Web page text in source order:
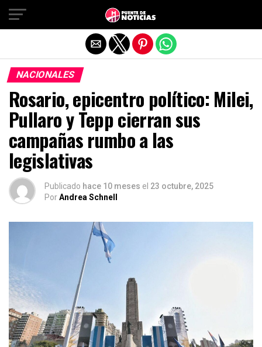
NACIONALES
Rosario, epicentro político: Milei,
Pullaro y Tepp cierran sus
campañas rumbo a las
legislativas
Publicado hace 10 meses el 23 octubre, 2025
PorAndrea Schnell
Salir de la versión móvil